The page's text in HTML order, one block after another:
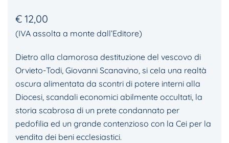
€ 12,00
(IVA assolta a monte dall’Editore)
Dietro alla clamorosa destituzione del vescovo di
Orvieto-Todi, Giovanni Scanavino, si cela una realtà
oscura alimentata da scontri di potere interni alla
Diocesi, scandali economici abilmente occultati, la
storia scabrosa di un prete condannato per
pedofilia ed un grande contenzioso con la Cei per la
vendita dei beni ecclesiastici.